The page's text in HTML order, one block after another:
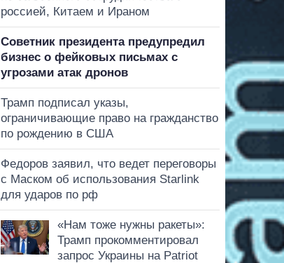
россией, Китаем и Ираном
Советник президента предупредил
бизнес о фейковых письмах с
угрозами атак дронов
Трамп подписал указы,
ограничивающие право на гражданство
по рождению в США
Федоров заявил, что ведет переговоры
с Маском об использования Starlink
для ударов по рф
«Нам тоже нужны ракеты»:
Трамп прокомментировал
запрос Украины на Patriot